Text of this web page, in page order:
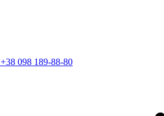
+38 098 189-88-80